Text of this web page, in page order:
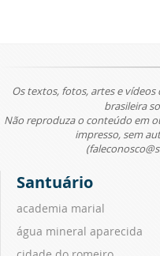
Os textos, fotos, artes e
brasileira
Não reproduza o conteúdo em
impresso, sem
Santuário
academia marial
água mineral aparecida